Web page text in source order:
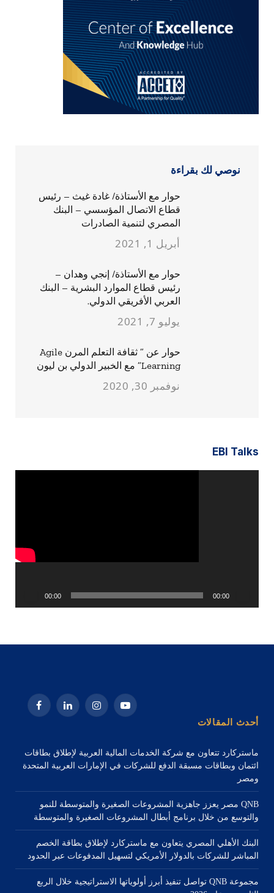
نوصي لك بقراءة
حوار مع الأستاذة/ غادة غيث – رئيس
قطاع الاتصال المؤسسي – البنك
المصري لتنمية الصادرات
أبريل 1, 2021
حوار مع الأستاذة/ إنجي وهدان –
رئيس قطاع الموارد البشرية – البنك
العربي الأفريقي الدولي.
يوليو 7, 2021
حوار عن ” ثقافة التعلم المرن Agile
Learning” مع الخبير الدولي بن ليون
نوفمبر 30, 2020
EBI Talks
00:00
00:00
يوتيوب الانستغراملينكدإن فيسبوك
أحدث المقالات
ماستركارد تتعاون مع شركة الخدمات المالية العربية لإطلاق بطاقات
ائتمان وبطاقات مسبقة الدفع للشركات في الإمارات العربية المتحدة
ومصر
QNB مصر يعزز جاهزية المشروعات الصغيرة والمتوسطة للنمو
والتوسع من خلال برنامج أبطال المشروعات الصغيرة والمتوسطة
البنك الأهلي المصري يتعاون مع ماستركارد لإطلاق بطاقة الخصم
المباشر للشركات بالدولار الأمريكي لتسهيل المدفوعات عبر الحدود
مجموعة QNB تواصل تنفيذ أبرز أولوياتها الاستراتيجية خلال الربع